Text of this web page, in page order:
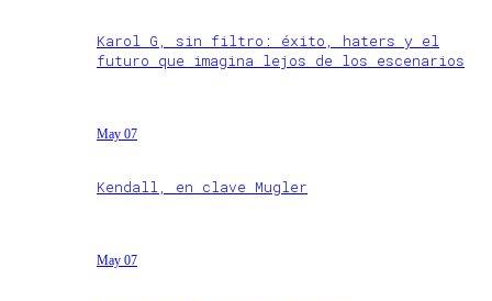
Karol G, sin filtro: éxito, haters y el
futuro que imagina lejos de los escenarios
May 07
Kendall, en clave Mugler
May 07